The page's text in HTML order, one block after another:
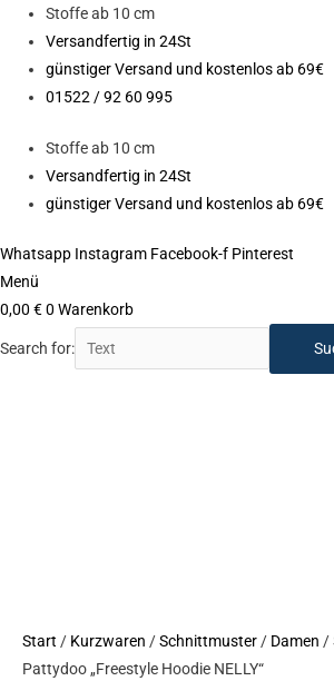
Zum
Inhalt
springen
Stoffe ab 10 cm
Versandfertig in 24St
günstiger Versand und kostenlos ab 69€
01522 / 92 60 995
Stoffe ab 10 cm
Versandfertig in 24St
günstiger Versand und kostenlos ab 69€
Whatsapp Instagram Facebook-f Pinterest
Menü
0,00 €0 Warenkorb
Search for:
Start / Kurzwaren /Schnittmuster / Damen /
Pattydoo „Freestyle Hoodie NELLY“